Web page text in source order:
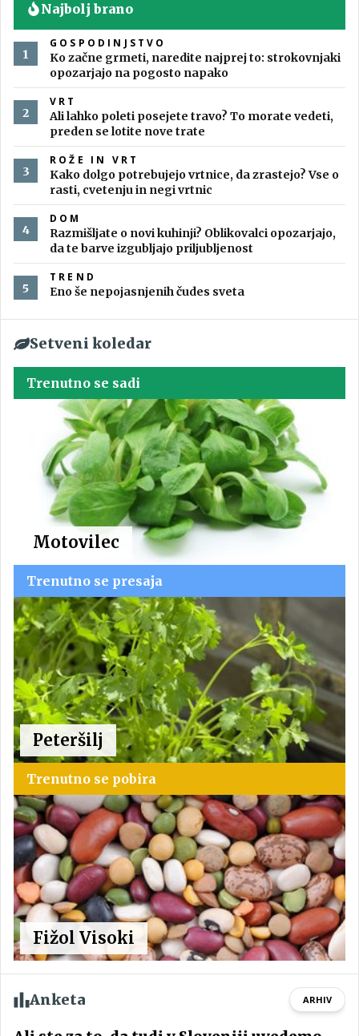
Najbolj brano
GOSPODINJSTVO
Ko začne grmeti, naredite najprej to: strokovnjaki
opozarjajo na pogosto napako
VRT
Ali lahko poleti posejete travo? To morate vedeti,
preden se lotite nove trate
ROŽE IN VRT
Kako dolgo potrebujejo vrtnice, da zrastejo? Vse o
rasti, cvetenju in negi vrtnic
DOM
Razmišljate o novi kuhinji? Oblikovalci opozarjajo,
da te barve izgubljajo priljubljenost
TREND
Eno še nepojasnjenih čudes sveta
Setveni koledar
Trenutno se sadi
Motovilec
Trenutno se presaja
Peteršilj
Trenutno se pobira
Fižol Visoki
Anketa ARHIV